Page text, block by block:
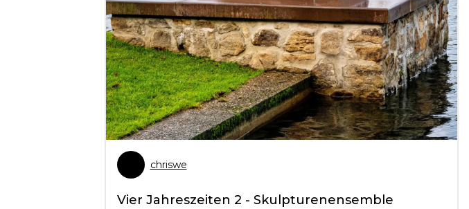
chriswe
Vier Jahreszeiten 2 - Skulpturenensemble